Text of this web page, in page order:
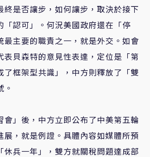
終是否讓步，如何讓步，取決於接下
「認可」。何況美國政府還在「停
最主要的職責之一，就是外交。如會
表貝森特的意見性表達，定位是「第
了框架型共識」，中方則釋放了「雙
會」後，中方立即公布了中美第五輪
展，就是例證。具體內容如媒體所預
休兵一年」，雙方就關稅問題達成部